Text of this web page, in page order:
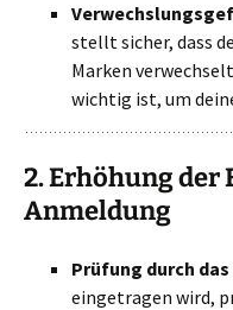
stellt sicher, dass
Marken
wichtig ist, um
2.Erhöhung der
Anmeldung
Prüfung durch
eingetragen wird,